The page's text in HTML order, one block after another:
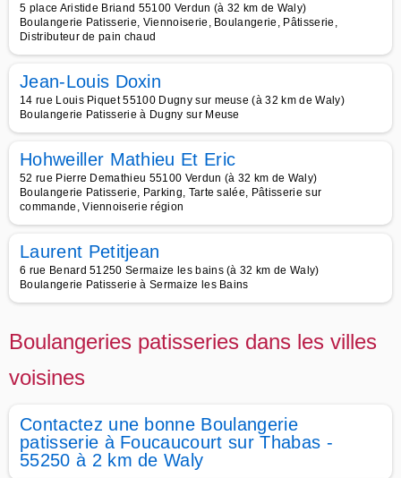
5 place Aristide Briand 55100 Verdun (à 32 km de Waly)
Boulangerie Patisserie, Viennoiserie, Boulangerie, Pâtisserie,
Distributeur de pain chaud
Jean-Louis Doxin
14 rue Louis Piquet 55100 Dugny sur meuse (à 32 km de Waly)
Boulangerie Patisserie à Dugny sur Meuse
Hohweiller Mathieu Et Eric
52 rue Pierre Demathieu 55100 Verdun (à 32 km de Waly)
Boulangerie Patisserie, Parking, Tarte salée, Pâtisserie sur
commande, Viennoiserie région
Laurent Petitjean
6 rue Benard 51250 Sermaize les bains (à 32 km de Waly)
Boulangerie Patisserie à Sermaize les Bains
Boulangeries patisseries dans les villes
voisines
Contactez une bonne Boulangerie
patisserie à Foucaucourt sur Thabas -
55250 à 2 km de Waly